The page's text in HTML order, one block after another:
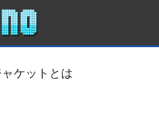
ケットとは